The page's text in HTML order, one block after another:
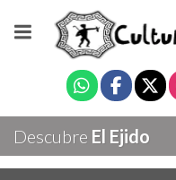
Descubre El Ejido